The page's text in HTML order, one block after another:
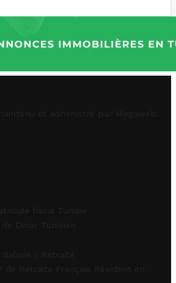
et administré par Megaweb
fiscal Tunisie
Dinar Tunisien
/ Retraité
de Retraité Français Résident en